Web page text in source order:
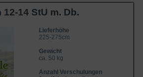
14 StU m. Db.
Lieferhöhe
225-275cm
Gewicht
ca. 50 kg
Anzahl Verschulungen